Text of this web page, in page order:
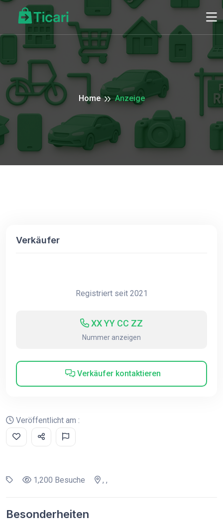
Home Anzeige
Verkäufer
Registriert seit 2021
XX YY CC ZZ
Nummer anzeigen
Verkäufer kontaktieren
Veröffentlicht am :
1,200 Besuche , ,
Besonderheiten